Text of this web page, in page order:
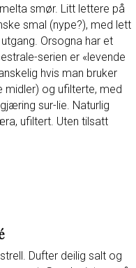
smør. Litt lettere på
smal (nype?), med lett
Orsogna har et
serien er «levende
hvis man bruker
midler) og ufilterte, med
sur-lie. Naturlig
ufiltert. Uten tilsatt
Dufter deilig salt og